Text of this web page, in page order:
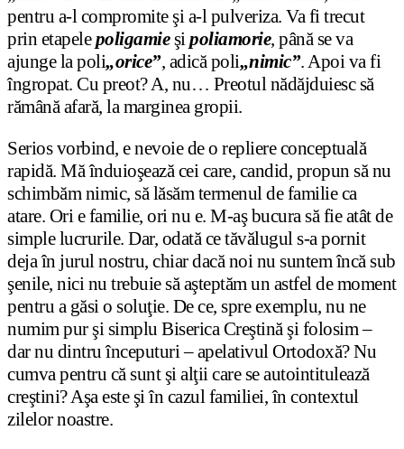
pentru a-l compromite şi a-l pulveriza. Va fi trecut
prin etapelepoligamieşipoliamorie, până se va
ajunge la poli„orice”, adică poli„nimic”. Apoi va fi
îngropat. Cu preot? A, nu… Preotul nădăjduiesc să
rămână afară, la marginea gropii.
Serios vorbind, e nevoie de o repliere conceptuală
rapidă. Mă înduioşează cei care, candid, propun să nu
schimbăm nimic, să lăsăm termenul de familie ca
atare. Ori e familie, ori nu e. M-aş bucura să fie atât de
simple lucrurile. Dar, odată ce tăvălugul s-a pornit
deja în jurul nostru, chiar dacă noi nu suntem încă sub
şenile, nici nu trebuie să aşteptăm un astfel de moment
pentru a găsi o soluţie. De ce, spre exemplu, nu ne
numim pur şi simplu Biserica Creştină şi folosim –
dar nu dintru începuturi – apelativul Ortodoxă? Nu
cumva pentru că sunt şi alţii care se autointitulează
creştini? Aşa este şi în cazul familiei, în contextul
zilelor noastre.